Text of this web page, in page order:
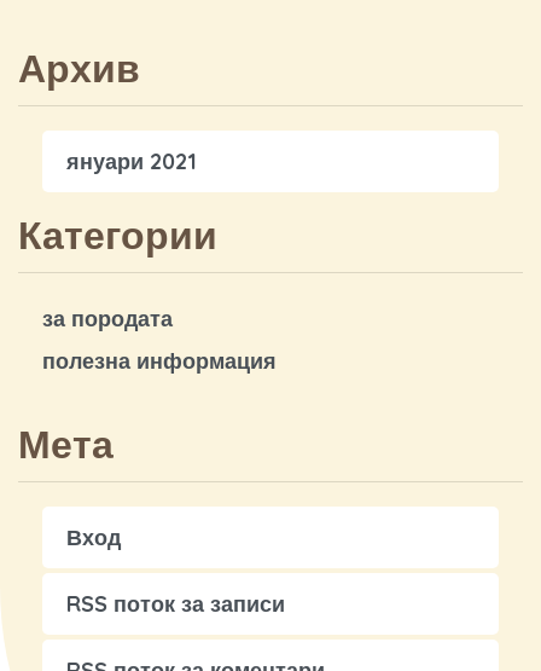
Архив
януари 2021
Категории
за породата
полезна информация
Мета
Вход
RSS поток за записи